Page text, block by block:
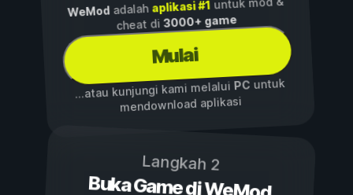
WeModadalah aplikasi #1
cheat di3000+ game
Mulai
...atau kunjungi kami melalui PCuntuk
mendownload aplikasi
Langkah 2
Buka Game di WeMod